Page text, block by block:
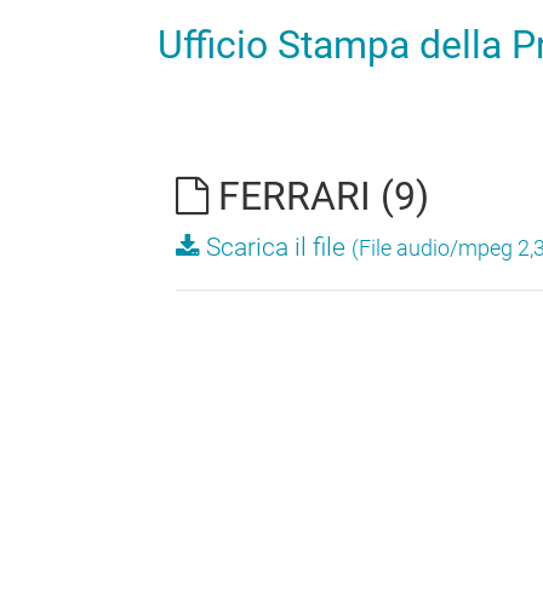
Ufficio Stampa della
FERRARI (9)
Scarica il file (File audio/mpeg